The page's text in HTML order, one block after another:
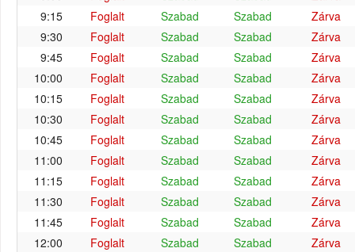
9:15
Foglalt Szabad Szabad
Zárva
9:30
Foglalt Szabad Szabad
Zárva
9:45
Foglalt Szabad Szabad
Zárva
10:00
Foglalt Szabad Szabad
Zárva
10:15
Foglalt Szabad Szabad
Zárva
10:30
Foglalt Szabad Szabad
Zárva
10:45
Foglalt Szabad Szabad
Zárva
11:00
Foglalt Szabad Szabad
Zárva
11:15
Foglalt Szabad Szabad
Zárva
11:30
Foglalt Szabad Szabad
Zárva
11:45
Foglalt Szabad Szabad
Zárva
12:00
Foglalt Szabad Szabad
Zárva